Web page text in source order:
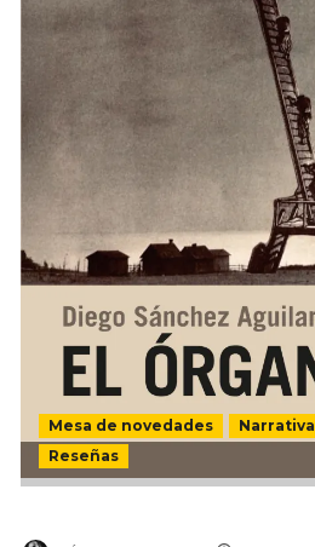
Mesa de novedades Narrativa
Reseñas